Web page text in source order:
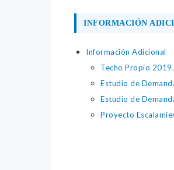
INFORMACIÓN
Información Adicional
Techo Propio 2019.
Estudio de
Estudio de
Proyecto